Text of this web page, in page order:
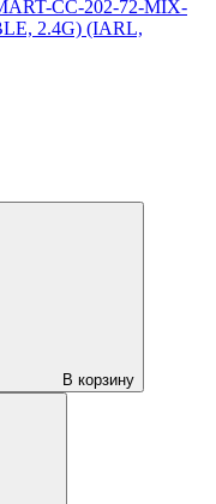
CC-202-72-MIX-
2.4G) (IARL,
В корзину